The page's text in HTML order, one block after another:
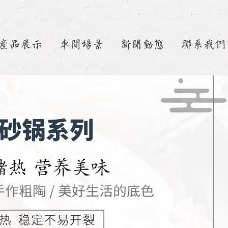
品展示 车间场景 新闻动态 联系我们